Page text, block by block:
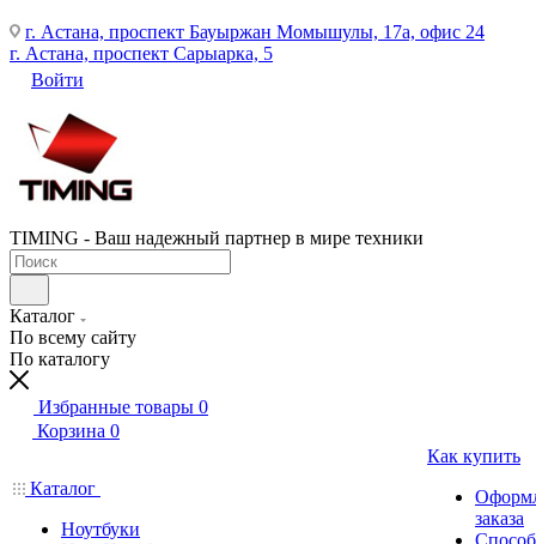
г. Астана, проспект Бауыржан Момышулы, 17а, офис 24
г. Астана, проспект Сарыарка, 5
Войти
TIMING - Ваш надежный партнер в мире техники
Каталог
По всему сайту
По каталогу
Избранные товары 0
Корзина 0
Каталог
Ноутбуки
Как купить
заказа